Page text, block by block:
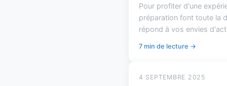
Pour profiter d'une
préparation font toute la
répond à vos envies
7 min de lecture →
4 SEPTEMBRE 2025